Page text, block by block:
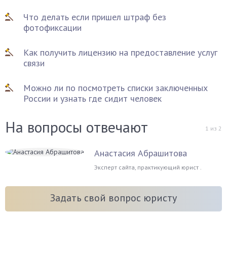
Что делать если пришел штраф без
фотофиксации
Как получить лицензию на предоставление услуг
связи
Можно ли по посмотреть списки заключенных
России и узнать где сидит человек
На вопросы отвечают 1 из 2
Анастасия Абрашитова
Эксперт сайта, практикующий юрист .
Задать свой вопрос юристу